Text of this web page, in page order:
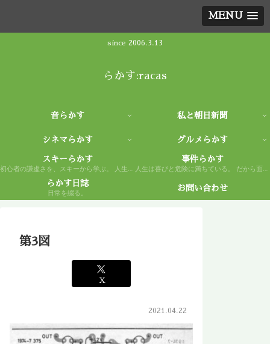
MENU
since 2006.3.13
らかす:racas
音らかす 私と朝日新聞
シネマらかす グルメらかす
スキーらかす
初心者の謙虚さを、スキーから学ぶ。 人生もまた然り。
事件らかす
人生は喜びと危険に満ちている。 だから面白い。
らかす日誌
日常を綴る。
お問い合わせ
第3図
X
2021.04.22